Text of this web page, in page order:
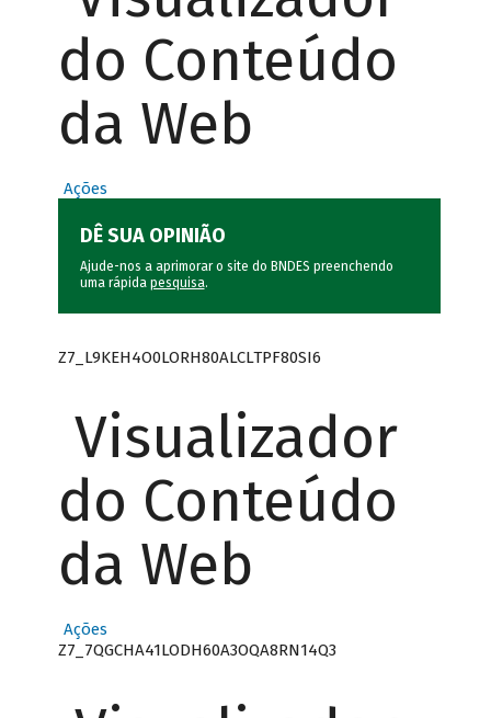
do Conteúdo
da Web
Ações
DÊ SUA OPINIÃO
Ajude-nos a aprimorar o site do BNDES preenchendo
uma rápida pesquisa.
Z7_L9KEH4O0LORH80ALCLTPF80SI6
Visualizador
do Conteúdo
da Web
Ações
Z7_7QGCHA41LODH60A3OQA8RN14Q3